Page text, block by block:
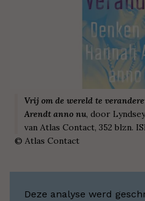
Vrij om de wereld te
Arendt anno nu, door
van Atlas Contact, 352 blzn.
© Atlas Contact
Deze analyse werd